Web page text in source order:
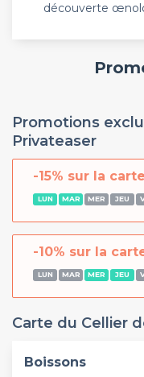
découverte
Promotions
Privateaser
-15% sur la
LUN MAR MER JEU
-10% sur la
LUN MAR MER JEU
Carte du Cellier
Boissons